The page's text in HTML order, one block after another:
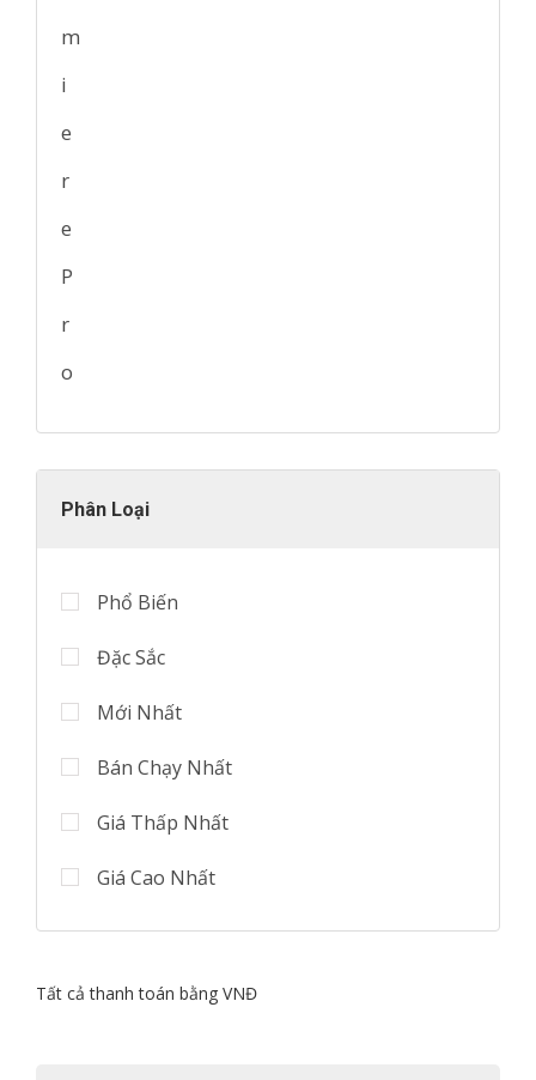
Phân Loại
Phổ Biến
Đặc Sắc
Mới Nhất
Bán Chạy Nhất
Giá Thấp Nhất
Giá Cao Nhất
Tất cả thanh toán bằng VNĐ